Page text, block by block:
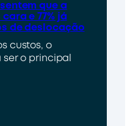
que a
e 77% já
de deslocação
custos, o
o principal